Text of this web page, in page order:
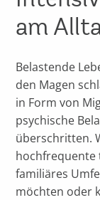
am
Belastende
den Magen
in Form von
psychische
überschritten.
hochfrequente
familiäres
möchten oder